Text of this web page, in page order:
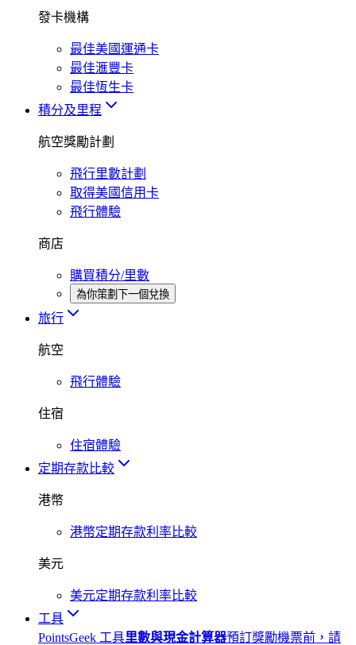
發卡機構
最佳美國運通卡
最佳滙豐卡
最佳恆生卡
積分及里程
航空獎勵計劃
飛行里數計劃
取得美國信用卡
飛行體驗
商店
購買積分/里數
為你策劃下一個兌換
旅行
航空
飛行體驗
住宿
住宿體驗
定期存款比較
港幣
港幣定期存款利率比較
美元
美元定期存款利率比較
工具
PointsGeek 工具里數與現金計算器預訂獎勵機票前，請